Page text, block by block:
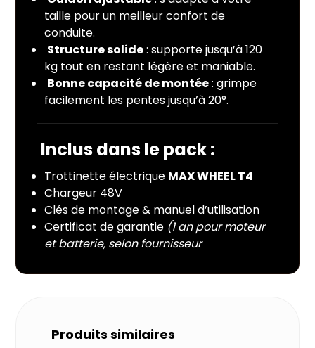
taille pour un meilleur confort de
conduite.
Structure solide: supporte jusqu’à 120
kg tout en restant légère et maniable.
Bonne capacité de montée: grimpe
facilement les pentes jusqu’à 20°.
Inclus dans le pack:
Trottinette électrique MAX WHEEL T4
Chargeur 48V
Clés de montage & manuel d’utilisation
Certificat de garantie (1 an pour moteur
et batterie, selon fournisseur
Produits similaires